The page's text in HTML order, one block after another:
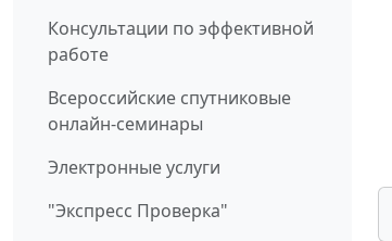
Консультации по эффективной
работе
Всероссийские спутниковые
онлайн-семинары
Электронные услуги
"Экспресс Проверка"